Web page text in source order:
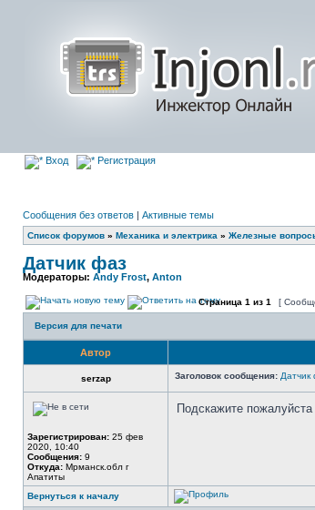
Вход Регистрация
Сообщения без ответов | Активные темы
Список форумов » Механика и электрика » Железные
Датчик фаз
Модераторы: Andy Frost, Anton
Страница 1 из 1 [
Версия для печати
Автор
serzap Заголовок сообщения: Датчик
Зарегистрирован: 25 фев
2020, 10:40
Сообщения: 9
Откуда: Мрманск.обл г
Апатиты
Подскажите
Вернуться к началу